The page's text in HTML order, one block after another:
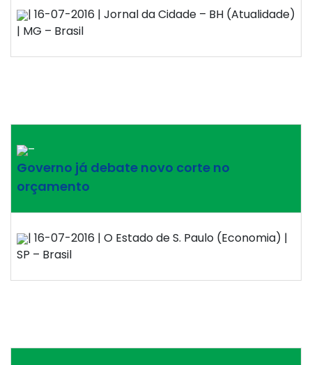
| 16-07-2016 | Jornal da Cidade – BH (Atualidade)
| MG – Brasil
–
Governo já debate novo corte no
orçamento
| 16-07-2016 | O Estado de S. Paulo (Economia) |
SP – Brasil